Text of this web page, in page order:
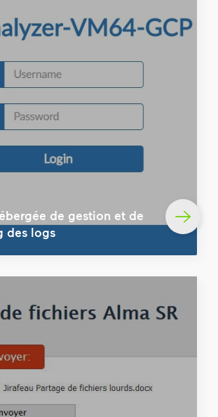
de gestion et de
des logs